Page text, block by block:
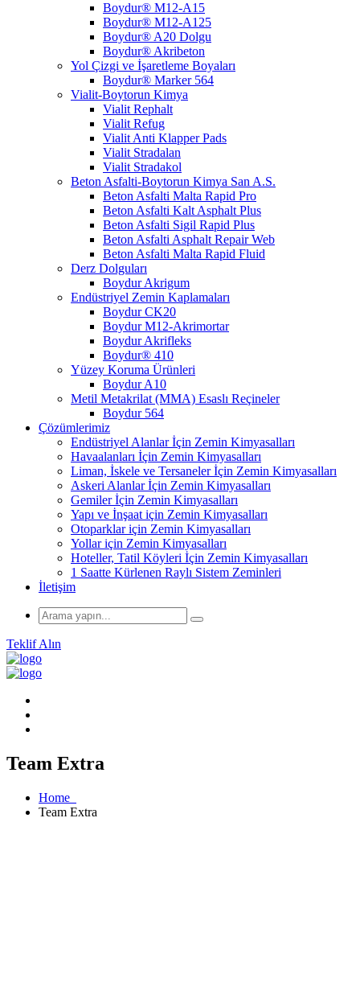
Boydur® M12-A15
Boydur® M12-A125
Boydur® A20 Dolgu
Boydur® Akribeton
Yol Çizgi ve İşaretleme Boyaları
Boydur® Marker 564
Vialit-Boytorun Kimya
Vialit Rephalt
Vialit Refug
Vialit Anti Klapper Pads
Vialit Stradalan
Vialit Stradakol
Beton Asfalti-Boytorun Kimya San A.S.
Beton Asfalti Malta Rapid Pro
Beton Asfalti Kalt Asphalt Plus
Beton Asfalti Sigil Rapid Plus
Beton Asfalti Asphalt Repair Web
Beton Asfalti Malta Rapid Fluid
Derz Dolguları
Boydur Akrigum
Endüstriyel Zemin Kaplamaları
Boydur CK20
Boydur M12-Akrimortar
Boydur Akrifleks
Boydur® 410
Yüzey Koruma Ürünleri
Boydur A10
Metil Metakrilat (MMA) Esaslı Reçineler
Boydur 564
Çözümlerimiz
Endüstriyel Alanlar İçin Zemin Kimyasalları
Havaalanları İçin Zemin Kimyasalları
Liman, İskele ve Tersaneler İçin Zemin Kimyasalları
Askeri Alanlar İçin Zemin Kimyasalları
Gemiler İçin Zemin Kimyasalları
Yapı ve İnşaat için Zemin Kimyasalları
Otoparklar için Zemin Kimyasalları
Yollar için Zemin Kimyasalları
Hoteller, Tatil Köyleri İçin Zemin Kimyasalları
1 Saatte Kürlenen Raylı Sistem Zeminleri
İletişim
Teklif Alın
Team Extra
Home
Team Extra